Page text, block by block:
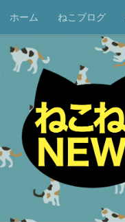
コンテンツへスキップ
ホーム ねこブログ